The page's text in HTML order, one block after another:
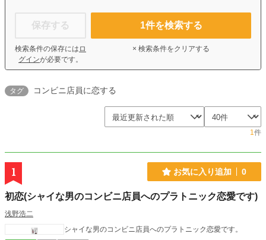
保存する
検索条件の保存には ロ
グインが必要です。
1件を検索する
× 検索条件をクリアする
タグ コンビニ店員に恋する
1件
1 お気に入り追加 0
初恋(シャイな男のコンビニ店員へのプラトニック恋愛です)
浅野浩二
シャイな男のコンビニ店員へのプラトニック恋愛です。